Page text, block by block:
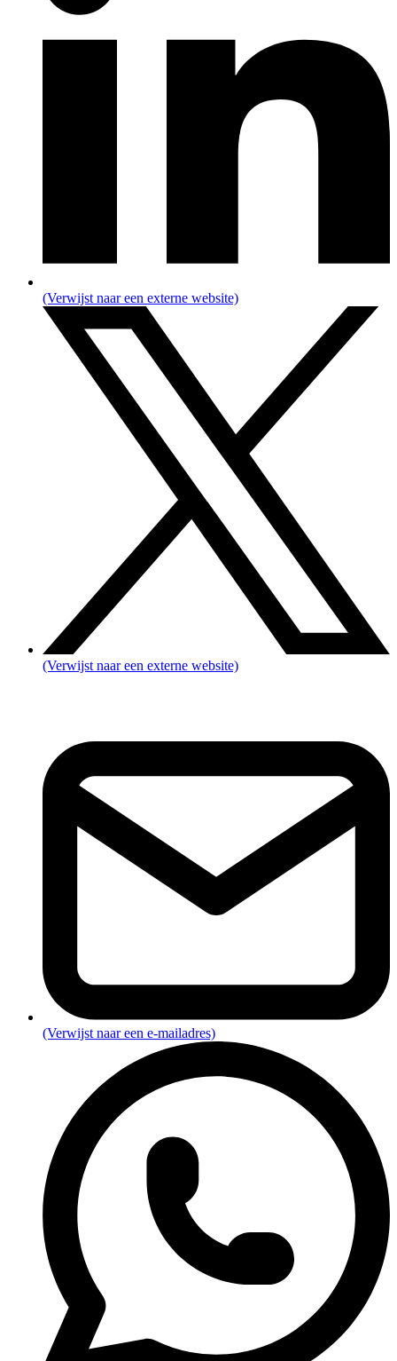
(Verwijst naar een externe website)
(Verwijst naar een externe website)
(Verwijst naar een e-mailadres)